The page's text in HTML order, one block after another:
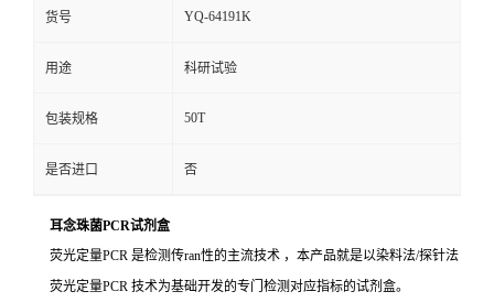
货号 YQ-64191K
用途 科研试验
包装规格 50T
是否进口 否
耳念珠菌PCR试剂盒
荧光定量PCR 是检测传ran性的主流技术 ，本产品就是以染料法/探针法
荧光定量PCR 技术为基础开发的专门检测对应指标的试剂盒。